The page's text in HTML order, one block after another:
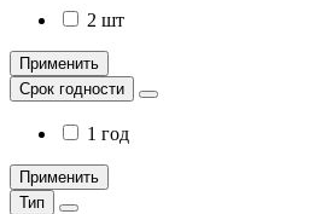
2 шт
Применить
Срок годности
1 год
Применить
Тип